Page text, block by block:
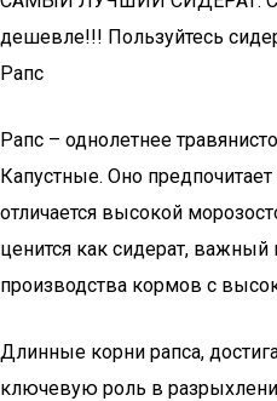
дешевле!!! Пользуйтесь
Рапс
Рапс – однолетнее
Капустные. Оно
отличается высокой
ценится как сидерат,
производства кормов с
Длинные корни рапса,
ключевую роль в